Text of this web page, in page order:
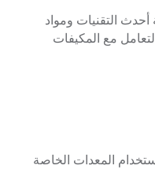
التقنيات ومواد
مع المكيفات
المعدات الخاصة